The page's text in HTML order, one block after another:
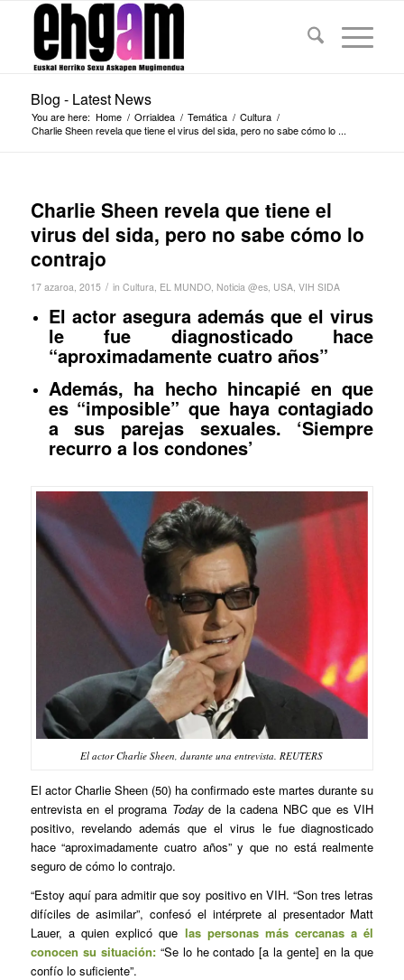
Blog - Latest News
You are here: Home / Orrialdea / Temática / Cultura /
Charlie Sheen revela que tiene el virus del sida, pero no sabe cómo lo ...
Charlie Sheen revela que tiene el
virus del sida, pero no sabe cómo lo
contrajo
17 azaroa, 2015 / in Cultura, EL MUNDO, Noticia @es, USA, VIH SIDA
El actor asegura además que el virus
le fue diagnosticado hace
“aproximadamente cuatro años”
Además, ha hecho hincapié en que
es “imposible” que haya contagiado
a sus parejas sexuales. ‘Siempre
recurro a los condones’
El actor Charlie Sheen, durante una entrevista. REUTERS
El actor Charlie Sheen (50) ha confirmado este martes durante su
entrevista en el programa Todayde la cadena NBC que es VIH
positivo, revelando además que el virus le fue diagnosticado
hace “aproximadamente cuatro años” y que no está realmente
seguro de cómo lo contrajo.
“Estoy aquí para admitir que soy positivo en VIH. “Son tres letras
difíciles de asimilar”, confesó el intérprete al presentador Matt
Lauer, a quien explicó que las personas más cercanas a él
conocen su situación:“Se lo he contado [a la gente] en la que
confío lo suficiente”.